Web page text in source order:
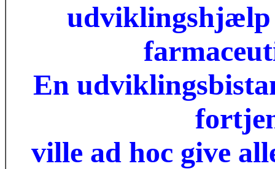
udviklingshjælp
En
ville ad hoc give